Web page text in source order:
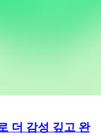
더 감성 깊고 완